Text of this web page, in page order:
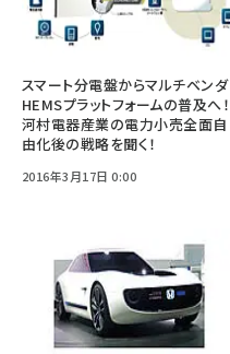
スマート分電盤からマルチベンダ
HEMSプラットフォームの普及へ！
河村電器産業の電力小売全面自
由化後の戦略を聞く！
2016年3月17日 0:00